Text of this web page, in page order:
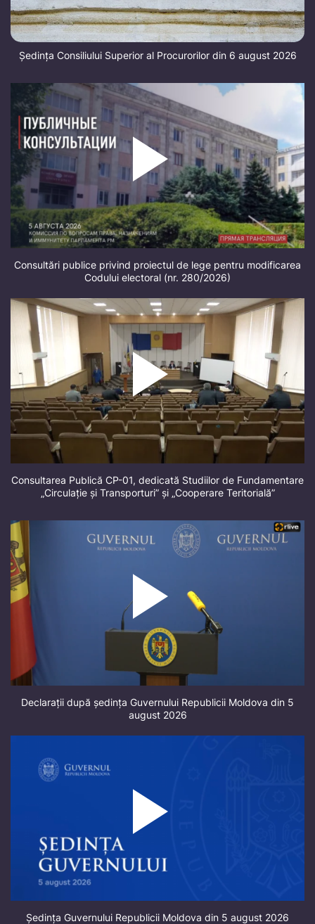
Ședința Consiliului Superior al Procurorilor din 6 august 2026
Consultări publice privind proiectul de lege pentru modificarea
Codului electoral (nr. 280/2026)
Consultarea Publică CP-01, dedicată Studiilor de Fundamentare
„Circulație și Transporturi” și „Cooperare Teritorială”
Declarații după ședința Guvernului Republicii Moldova din 5
august 2026
Ședința Guvernului Republicii Moldova din 5 august 2026